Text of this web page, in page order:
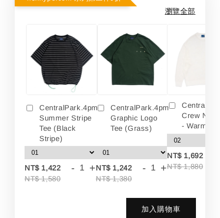
瀏覽全部
CentralPark.4pm
Summer Stripe
Tee (Black
Stripe)
NT$ 1,422
NT$ 1,580
- +
CentralPark.4pm
Graphic Logo
Tee (Grass)
NT$ 1,242
NT$ 1,380
- +
Crew
- Warm
NT$ 1,692
NT$ 1,880
加入購物車